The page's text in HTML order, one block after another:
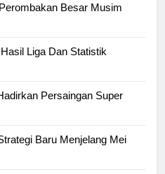
Besar Musim
Liga Dan Statistik
Persaingan Super
Baru Menjelang Mei